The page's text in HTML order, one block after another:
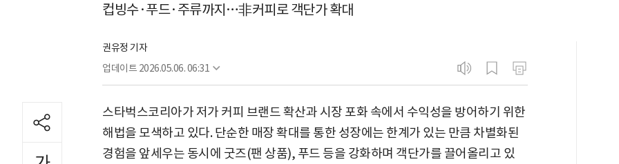
컵빙수·푸드·주류까지…非커피로 객단가 확대
권유정 기자
업데이트 2026.05.06. 06:31
스타벅스코리아가 저가 커피 브랜드 확산과 시장 포화 속에서 수익성을 방어하기 위한
해법을 모색하고 있다. 단순한 매장 확대를 통한 성장에는 한계가 있는 만큼 차별화된
경험을 앞세우는 동시에 굿즈(팬 상품), 푸드 등을 강화하며 객단가를 끌어올리고 있